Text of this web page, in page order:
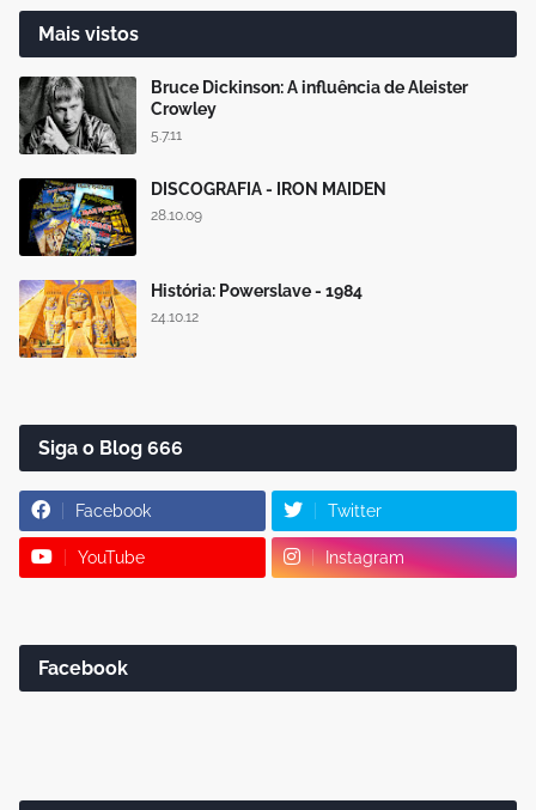
Mais vistos
Bruce Dickinson: A influência de Aleister
Crowley
5.7.11
DISCOGRAFIA - IRON MAIDEN
28.10.09
História: Powerslave - 1984
24.10.12
Siga o Blog 666
Facebook Twitter
YouTube Instagram
Facebook